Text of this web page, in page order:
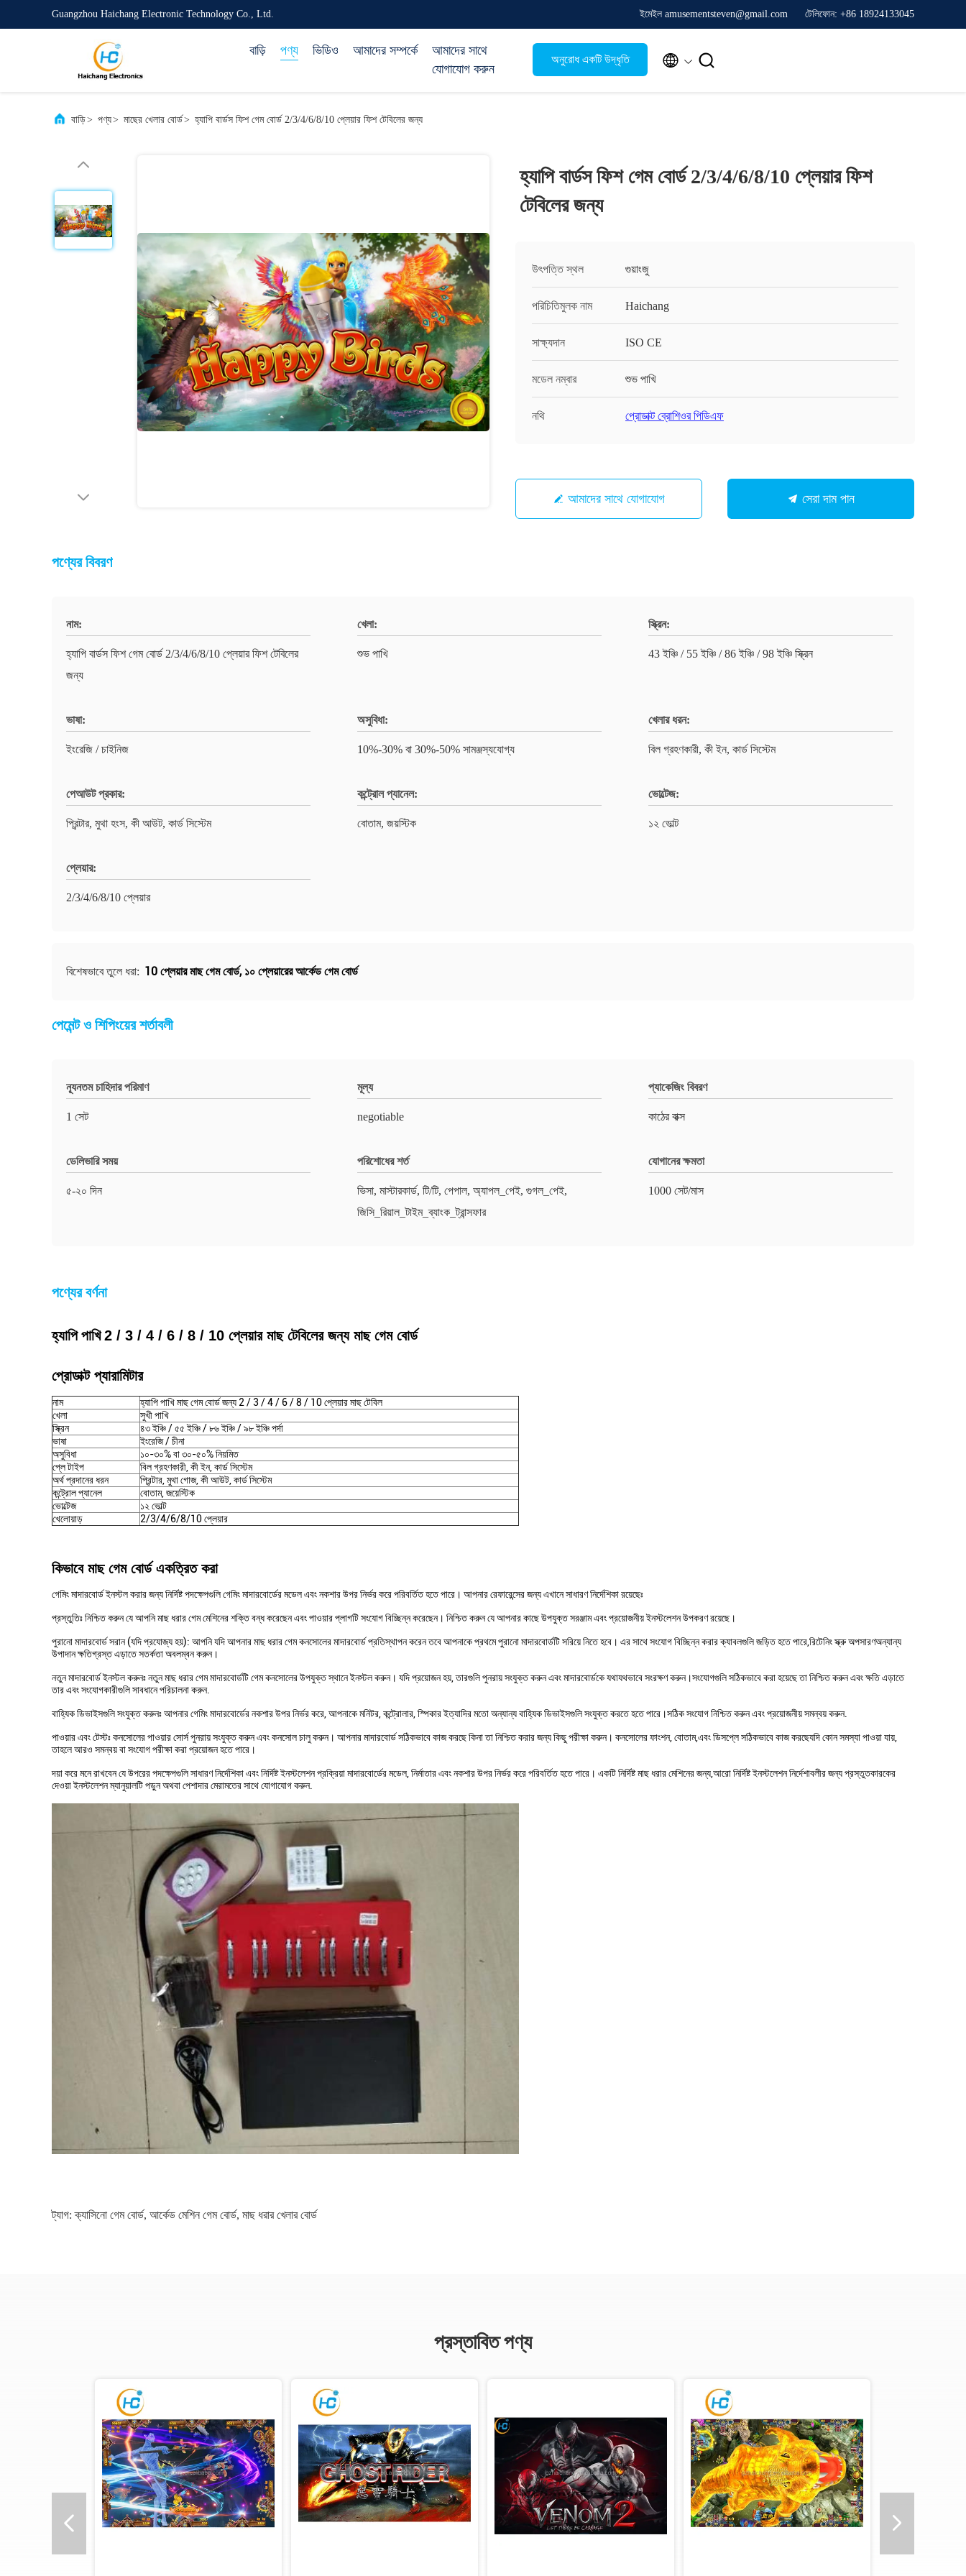
Guangzhou Haichang Electronic Technology Co., Ltd. ইমেইল amusementsteven@gmail.com টেলিফোন: +86 18924133045
বাড়ি পণ্য ভিডিও আমাদের সম্পর্কে
আমাদের সাথে
যোগাযোগ করুন
অনুরোধ একটি উদ্ধৃতি  
বাড়ি> পণ্য> মাছের খেলার বোর্ড> হ্যাপি বার্ডস ফিশ গেম বোর্ড 2/3/4/6/8/10 প্লেয়ার ফিশ টেবিলের জন্য
হ্যাপি বার্ডস ফিশ গেম বোর্ড 2/3/4/6/8/10 প্লেয়ার ফিশ
টেবিলের জন্য
উৎপত্তি স্থল গুয়াংজু
পরিচিতিমুলক নাম Haichang
সাক্ষ্যদান ISO CE
মডেল নম্বার শুভ পাখি
নথি প্রোডাক্ট ব্রোশিওর পিডিএফ
আমাদের সাথে যোগাযোগ সেরা দাম পান
পণ্যের বিবরণ
নাম:
হ্যাপি বার্ডস ফিশ গেম বোর্ড 2/3/4/6/8/10 প্লেয়ার ফিশ টেবিলের
জন্য
খেলা:
শুভ পাখি
স্ক্রিন:
43 ইঞ্চি / 55 ইঞ্চি / 86 ইঞ্চি / 98 ইঞ্চি স্ক্রিন
ভাষা:
ইংরেজি / চাইনিজ
অসুবিধা:
10%-30% বা 30%-50% সামঞ্জস্যযোগ্য
খেলার ধরন:
বিল গ্রহণকারী, কী ইন, কার্ড সিস্টেম
পেআউট প্রকার:
প্রিন্টার, মুথা হংস, কী আউট, কার্ড সিস্টেম
কন্ট্রোল প্যানেল:
বোতাম, জয়স্টিক
ভোল্টেজ:
১২ ভোল্ট
প্লেয়ার:
2/3/4/6/8/10 প্লেয়ার
বিশেষভাবে তুলে ধরা: 10 প্লেয়ার মাছ গেম বোর্ড, ১০ প্লেয়ারের আর্কেড গেম বোর্ড
পেমেন্ট ও শিপিংয়ের শর্তাবলী
ন্যূনতম চাহিদার পরিমাণ
1 সেট
মূল্য
negotiable
প্যাকেজিং বিবরণ
কাঠের বাক্স
ডেলিভারি সময়
৫-২০ দিন
পরিশোধের শর্ত
ভিসা, মাস্টারকার্ড, টি/টি, পেপাল, অ্যাপল_পেই, গুগল_পেই,
জিসি_রিয়াল_টাইম_ব্যাংক_ট্রান্সফার
যোগানের ক্ষমতা
1000 সেট/মাস
পণ্যের বর্ণনা
হ্যাপি পাখি2 / 3 / 4 / 6 / 8 / 10 প্লেয়ার মাছ টেবিলের জন্য মাছ গেম বোর্ড
প্রোডাক্ট প্যারামিটার
নাম
হ্যাপি পাখি মাছ গেম বোর্ড জন্য 2 / 3 / 4 / 6 / 8 / 10 প্লেয়ার মাছ টেবিল
খেলা
সুখী পাখি
স্ক্রিন
৪৩ ইঞ্চি / ৫৫ ইঞ্চি / ৮৬ ইঞ্চি / ৯৮ ইঞ্চি পর্দা
ভাষা
ইংরেজি / চীনা
অসুবিধা
১০-৩০% বা ৩০-৫০% নিয়মিত
প্লে টাইপ
বিল গ্রহণকারী, কী ইন, কার্ড সিস্টেম
অর্থ প্রদানের ধরন
প্রিন্টার, মুথা গোজ, কী আউট, কার্ড সিস্টেম
কন্ট্রোল প্যানেল
বোতাম, জয়েস্টিক
ভোল্টেজ
১২ ভোল্ট
খেলোয়াড়
2/3/4/6/8/10 প্লেয়ার
কিভাবে মাছ গেম বোর্ড একত্রিত করা
গেমিং মাদারবোর্ড ইনস্টল করার জন্য নির্দিষ্ট পদক্ষেপগুলি গেমিং মাদারবোর্ডের মডেল এবং নকশার উপর নির্ভর করে পরিবর্তিত হতে পারে। আপনার রেফারেন্সের জন্য এখানে সাধারণ নির্দেশিকা রয়েছেঃ
প্রস্তুতিঃ নিশ্চিত করুন যে আপনি মাছ ধরার গেম মেশিনের শক্তি বন্ধ করেছেন এবং পাওয়ার প্লাগটি সংযোগ বিচ্ছিন্ন করেছেন। নিশ্চিত করুন যে আপনার কাছে উপযুক্ত সরঞ্জাম এবং প্রয়োজনীয় ইনস্টলেশন উপকরণ রয়েছে।
পুরানো মাদারবোর্ড সরান (যদি প্রযোজ্য হয়): আপনি যদি আপনার মাছ ধরার গেম কনসোলের মাদারবোর্ড প্রতিস্থাপন করেন তবে আপনাকে প্রথমে পুরানো মাদারবোর্ডটি সরিয়ে নিতে হবে। এর সাথে সংযোগ বিচ্ছিন্ন করার ক্যাবলগুলি জড়িত হতে পারে,রিটেনিং স্ক্রু অপসারণঅন্যান্য
উপাদান ক্ষতিগ্রস্ত এড়াতে সতর্কতা অবলম্বন করুন।
নতুন মাদারবোর্ড ইনস্টল করুনঃ নতুন মাছ ধরার গেম মাদারবোর্ডটি গেম কনসোলের উপযুক্ত স্থানে ইনস্টল করুন। যদি প্রয়োজন হয়, তারগুলি পুনরায় সংযুক্ত করুন এবং মাদারবোর্ডকে যথাযথভাবে সংরক্ষণ করুন।সংযোগগুলি সঠিকভাবে করা হয়েছে তা নিশ্চিত করুন এবং ক্ষতি এড়াতে
তার এবং সংযোগকারীগুলি সাবধানে পরিচালনা করুন.
বাহ্যিক ডিভাইসগুলি সংযুক্ত করুনঃ আপনার গেমিং মাদারবোর্ডের নকশার উপর নির্ভর করে, আপনাকে মনিটর, কন্ট্রোলার, স্পিকার ইত্যাদির মতো অন্যান্য বাহ্যিক ডিভাইসগুলি সংযুক্ত করতে হতে পারে।সঠিক সংযোগ নিশ্চিত করুন এবং প্রয়োজনীয় সমন্বয় করুন.
পাওয়ার এবং টেস্টঃ কনসোলের পাওয়ার সোর্স পুনরায় সংযুক্ত করুন এবং কনসোল চালু করুন। আপনার মাদারবোর্ড সঠিকভাবে কাজ করছে কিনা তা নিশ্চিত করার জন্য কিছু পরীক্ষা করুন। কনসোলের ফাংশন, বোতাম,এবং ডিসপ্লে সঠিকভাবে কাজ করছেযদি কোন সমস্যা পাওয়া যায়,
তাহলে আরও সমন্বয় বা সংযোগ পরীক্ষা করা প্রয়োজন হতে পারে।
দয়া করে মনে রাখবেন যে উপরের পদক্ষেপগুলি সাধারণ নির্দেশিকা এবং নির্দিষ্ট ইনস্টলেশন প্রক্রিয়া মাদারবোর্ডের মডেল, নির্মাতার এবং নকশার উপর নির্ভর করে পরিবর্তিত হতে পারে। একটি নির্দিষ্ট মাছ ধরার মেশিনের জন্য,আরো নির্দিষ্ট ইনস্টলেশন নির্দেশাবলীর জন্য প্রস্তুতকারকের
দেওয়া ইনস্টলেশন ম্যানুয়ালটি পড়ুন অথবা পেশাদার মেরামতের সাথে যোগাযোগ করুন.
ট্যাগ:ক্যাসিনো গেম বোর্ড, আর্কেড মেশিন গেম বোর্ড, মাছ ধরার খেলার বোর্ড
প্রস্তাবিত পণ্য